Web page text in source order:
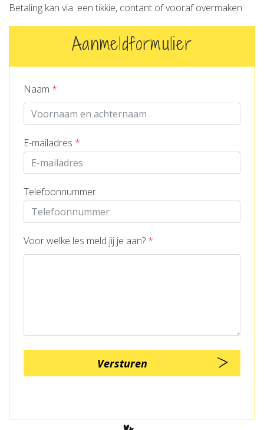
Betaling kan via: een tikkie, contant of vooraf overmaken
Aanmeldformulier
Naam *
E-mailadres *
Telefoonnummer
Voor welke les meld jij je aan? *